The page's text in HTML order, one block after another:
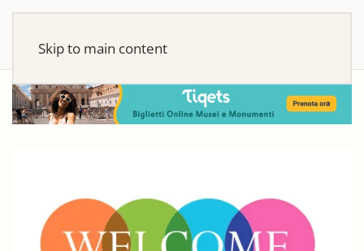
Skip to main content